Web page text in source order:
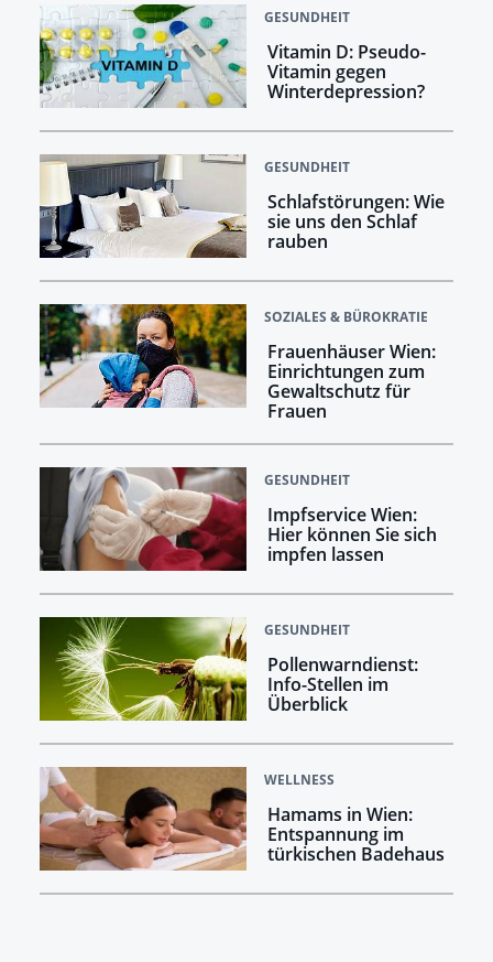
GESUNDHEIT
Vitamin D: Pseudo-
Vitamin gegen
Winterdepression?
GESUNDHEIT
Schlafstörungen: Wie
sie uns den Schlaf
rauben
SOZIALES & BÜROKRATIE
Frauenhäuser Wien:
Einrichtungen zum
Gewaltschutz für
Frauen
GESUNDHEIT
Impfservice Wien:
Hier können Sie sich
impfen lassen
GESUNDHEIT
Pollenwarndienst:
Info-Stellen im
Überblick
WELLNESS
Hamams in Wien:
Entspannung im
türkischen Badehaus